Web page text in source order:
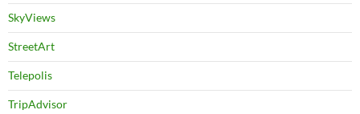
SkyViews
StreetArt
Telepolis
TripAdvisor